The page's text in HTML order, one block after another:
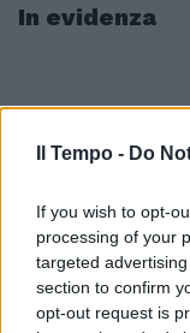
Il Tempo - Do
If you wish to opt-
processing of your
targeted
section to confirm
opt-out request is
In evidenza